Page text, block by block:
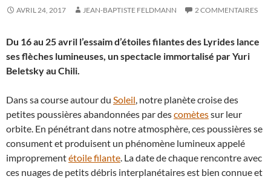
AVRIL 24, 2017 JEAN-BAPTISTE FELDMANN 2 COMMENTAIRES
Du 16 au 25 avril l’essaim d’étoiles filantes des Lyrides lance
ses flèches lumineuses, un spectacle immortalisé par Yuri
Beletsky au Chili.
Dans sa course autour du Soleil, notre planète croise des
petites poussières abandonnées par descomètessur leur
orbite. En pénétrant dans notre atmosphère, ces poussières se
consument et produisent un phénomène lumineux appelé
improprementétoile filante. La date de chaque rencontre avec
ces nuages de petits débris interplanétaires est bien connue et